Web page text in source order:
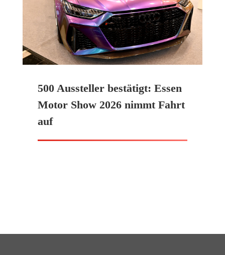
500 Aussteller bestätigt: Essen
Motor Show 2026 nimmt Fahrt
auf